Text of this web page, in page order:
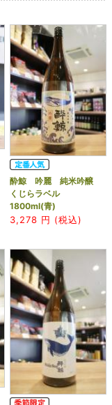
酔鯨 吟麗 純米吟醸
くじらラベル
1800ml(青)
3,278 円 (税込)